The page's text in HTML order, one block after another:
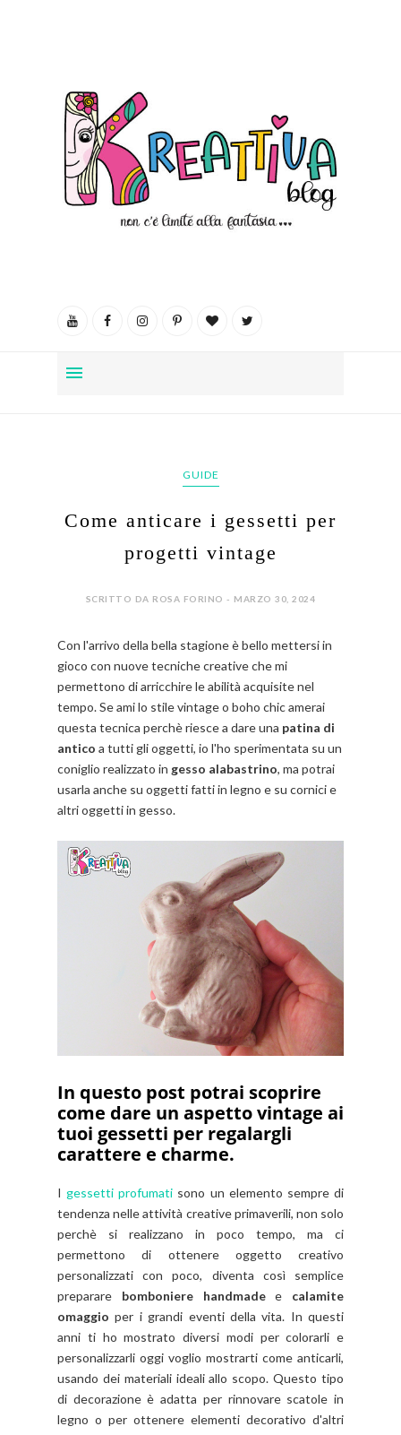
GUIDE
Come anticare i gessetti per
progetti vintage
SCRITTO DA ROSA FORINO - MARZO 30, 2024
Con l'arrivo della bella stagione è bello mettersi in
gioco con nuove tecniche creative che mi
permettono di arricchire le abilità acquisite nel
tempo. Se ami lo stile vintage o boho chic amerai
questa tecnica perchè riesce a dare una patina di
antico a tutti gli oggetti, io l'ho sperimentata su un
coniglio realizzato in gesso alabastrino, ma potrai
usarla anche su oggetti fatti in legno e su cornici e
altri oggetti in gesso.
In questo post potrai scoprire
come dare un aspetto vintage ai
tuoi gessetti per regalargli
carattere e charme.
Igessetti profumati sono un elemento sempre di
tendenza nelle attività creative primaverili, non solo
perchè si realizzano in poco tempo, ma ci
permettono di ottenere oggetto creativo
personalizzati con poco, diventa così semplice
preparare bomboniere handmadee calamite
omaggio per i grandi eventi della vita. In questi
anni ti ho mostrato diversi modi per colorarli e
personalizzarli oggi voglio mostrarti come anticarli,
usando dei materiali ideali allo scopo. Questo tipo
di decorazione è adatta per rinnovare scatole in
legno o per ottenere elementi decorativo d'altri